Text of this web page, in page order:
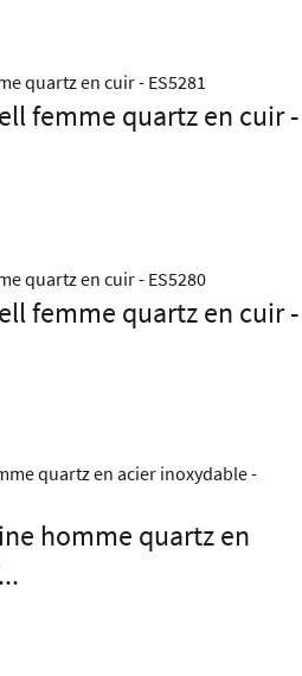
femme quartz en cuir -
femme quartz en cuir -
homme quartz en